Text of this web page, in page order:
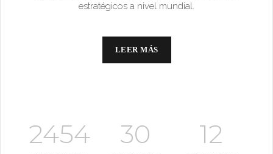
estratégicos a nivel mundial.
LEER MÁS
2454 30 12